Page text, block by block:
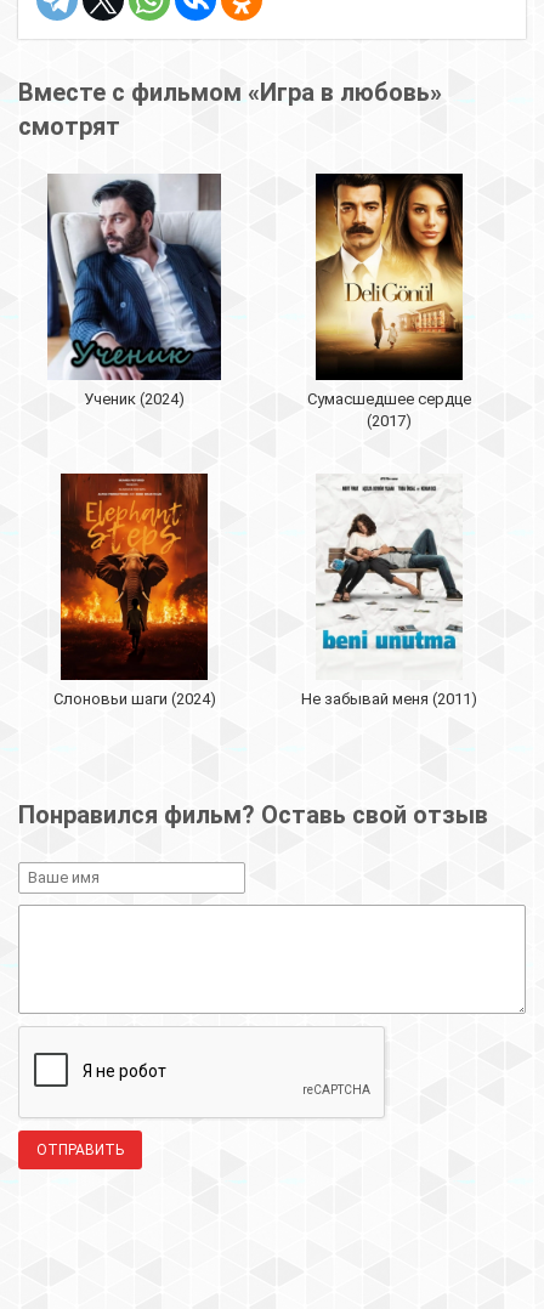
Вместе с фильмом «Игра в любовь»
смотрят
Ученик (2024)
Сумасшедшее сердце
(2017)
Слоновьи шаги (2024) Не забывай меня (2011)
Понравился фильм? Оставь свой отзыв
ОТПРАВИТЬ